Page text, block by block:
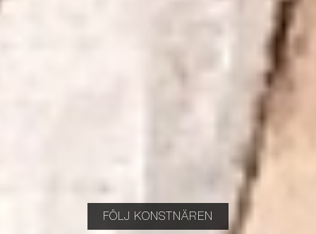
FÖLJ KONSTNÄREN